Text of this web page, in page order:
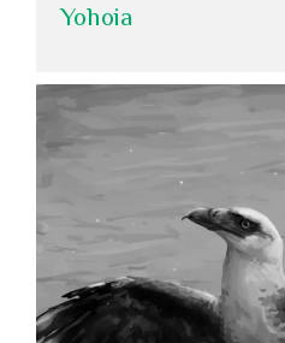
Yohoia